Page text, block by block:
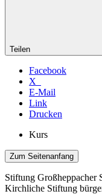
Teilen
Facebook
X
E-Mail
Link
Drucken
Kurs
Zum Seitenanfang
Stiftung Großheppacher
Kirchliche Stiftung